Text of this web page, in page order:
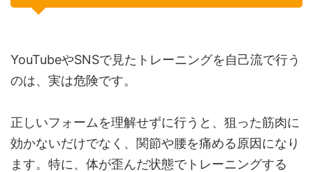
YouTubeやSNSで見たトレーニングを自己流で行う
のは、実は危険です。
正しいフォームを理解せずに行うと、狙った筋肉に
効かないだけでなく、関節や腰を痛める原因になり
ます。特に、体が歪んだ状態でトレーニングする